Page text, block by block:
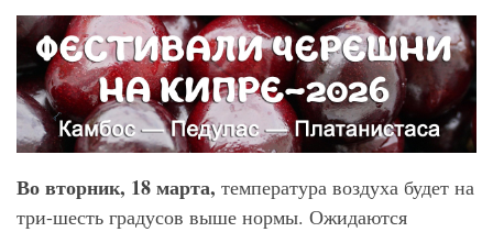
Во вторник, 18 марта, температура воздуха будет на
три-шесть градусов выше нормы. Ожидаются